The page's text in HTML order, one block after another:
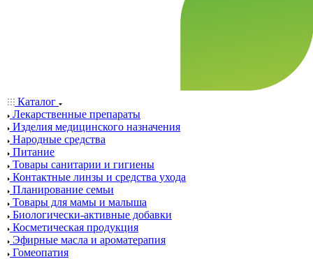
Каталог
Лекарственные препараты
Изделия медицинского назначения
Народные средства
Питание
Товары санитарии и гигиены
Контактные линзы и средства ухода
Планирование семьи
Товары для мамы и малыша
Биологически-активные добавки
Косметическая продукция
Эфирные масла и ароматерапия
Гомеопатия